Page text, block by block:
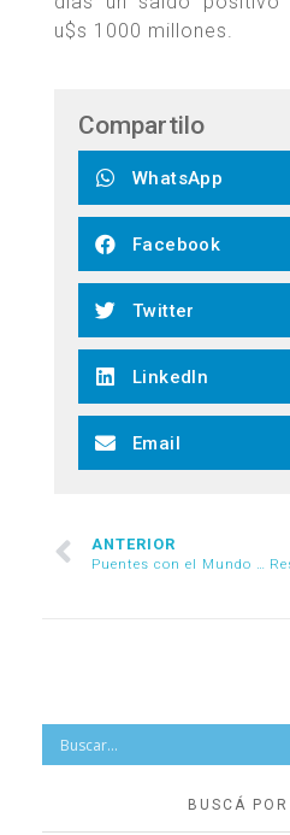
u$s 1000 millones.
Compartilo
WhatsApp
Facebook
Twitter
LinkedIn
Email
ANTERIOR
Puentes con el Mundo B2B: Corea – Argentina Importación
BUSCÁ